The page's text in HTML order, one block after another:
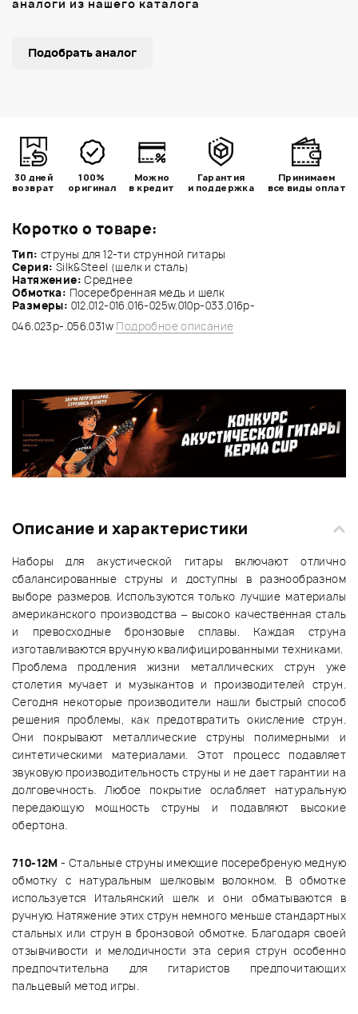
Коротко о товаре:
Тип: струны для 12-ти струнной гитары
Серия: Silk&Steel (шелк и сталь)
Натяжение:Среднее
Обмотка: Посеребренная медь и шелк
Размеры: 012.012-016.016-025w.010p-033.016p-
046.023p-.056.031w Подробное описание
аналоги из нашего каталога
Подобрать аналог
30 дней
возврат
100%
оригинал
Можно
в кредит
Гарантия
и поддержка
Принимаем
все виды оплат
Описание и характеристики
Наборы для акустической гитары включают отлично
сбалансированные струны и доступны в разнообразном
выборе размеров. Используются только лучшие материалы
американского производства – высоко качественная сталь
и превосходные бронзовые сплавы. Каждая струна
изготавливаются вручную квалифицированными техниками.
Проблема продления жизни металлических струн уже
столетия мучает и музыкантов и производителей струн.
Сегодня некоторые производители нашли быстрый способ
решения проблемы, как предотвратить окисление струн.
Они покрывают металлические струны полимерными и
синтетическими материалами. Этот процесс подавляет
звуковую производительность струны и не дает гарантии на
долговечность. Любое покрытие ослабляет натуральную
передающую мощность струны и подавляют высокие
обертона.
710-12M - Стальные струны имеющие посеребреную медную
обмотку с натуральным шелковым волокном. В обмотке
используется Итальянский шелк и они обматываются в
ручную. Натяжение этих струн немного меньше стандартных
стальных или струн в бронзовой обмотке. Благодаря своей
отзывчивости и мелодичности эта серия струн особенно
предпочтительна для гитаристов предпочитающих
пальцевый метод игры.